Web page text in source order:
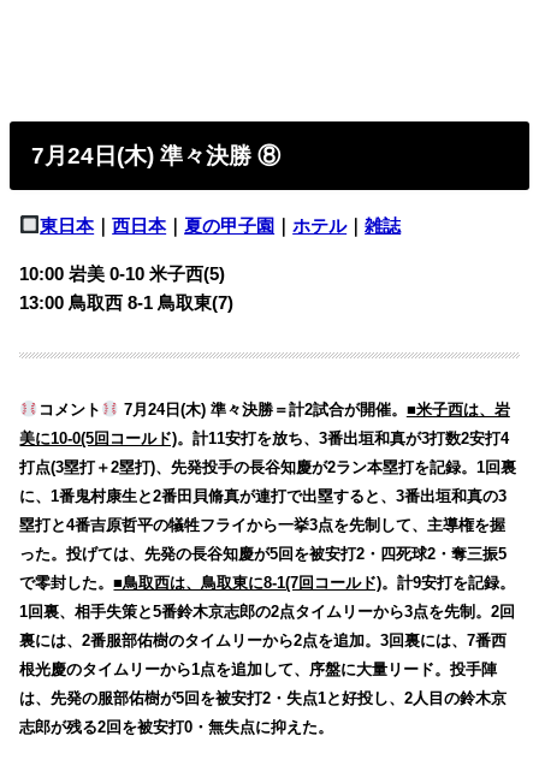
7月24日(木) 準々決勝 ⑧
東日本｜西日本｜夏の甲子園 ｜ホテル｜雑誌
10:00 岩美 0-10 米子西(5)
13:00 鳥取西 8-1 鳥取東(7)
コメント 7月24日(木) 準々決勝＝計2試合が開催。 ■米子西は、岩
美に10-0(5回コールド)。計11安打を放ち、3番出垣和真が3打数2安打4
打点(3塁打＋2塁打)、先発投手の長谷知慶が2ラン本塁打を記録。1回裏
に、1番鬼村康生と2番田貝脩真が連打で出塁すると、3番出垣和真の3
塁打と4番吉原哲平の犠牲フライから一挙3点を先制して、主導権を握
った。投げては、先発の長谷知慶が5回を被安打2・四死球2・奪三振5
で零封した。■鳥取西は、鳥取東に8-1(7回コールド)。計9安打を記録。
1回裏、相手失策と5番鈴木京志郎の2点タイムリーから3点を先制。2回
裏には、2番服部佑樹のタイムリーから2点を追加。3回裏には、7番西
根光慶のタイムリーから1点を追加して、序盤に大量リード。投手陣
は、先発の服部佑樹が5回を被安打2・失点1と好投し、2人目の鈴木京
志郎が残る2回を被安打0・無失点に抑えた。